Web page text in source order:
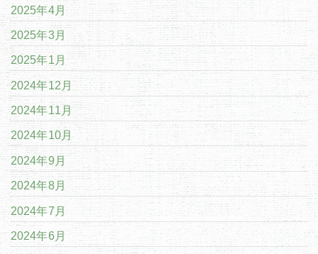
2025年4月
2025年3月
2025年1月
2024年12月
2024年11月
2024年10月
2024年9月
2024年8月
2024年7月
2024年6月